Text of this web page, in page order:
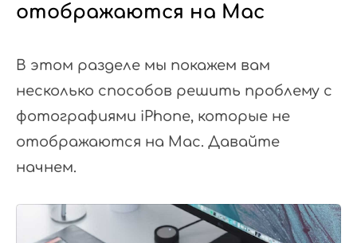
отображаются на Mac
В этом разделе мы покажем вам
несколько способов решить проблему с
фотографиями iPhone, которые не
отображаются на Mac. Давайте
начнем.